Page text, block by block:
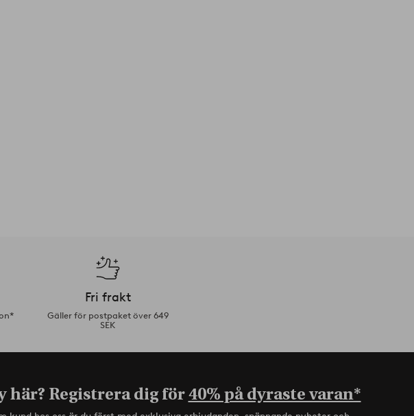
Fri frakt
Gäller för postpaket över 649
SEK
här? Registrera dig för40% på dyraste varan*